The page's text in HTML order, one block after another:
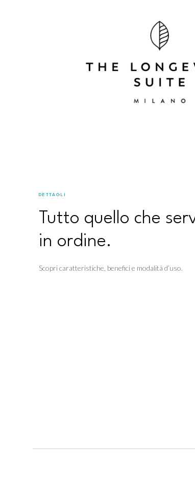
DETTAGLI
Tutto quello che
in ordine.
Scopri caratteristiche, benefici e modalità d’uso.